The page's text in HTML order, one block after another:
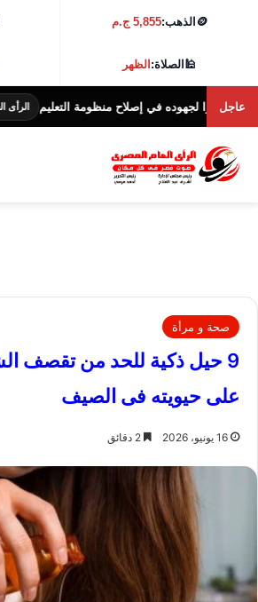
🪙 الذهب:5,855 ج.م
🕌الصلاة:الظهر
عاجلفي إصلاح منظومة التعليم الرأى العام المصرى
صحة و مرأة
9 حيل ذكية للحد من تقصف
على حيويته فى الصيف
16 يونيو، 2026